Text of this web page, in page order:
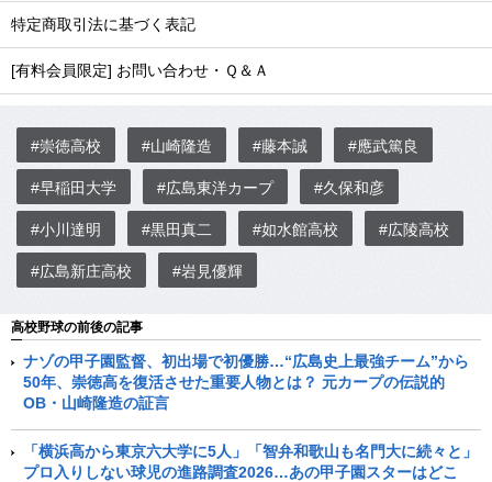
特定商取引法に基づく表記
[有料会員限定] お問い合わせ・Ｑ＆Ａ
#崇徳高校 #山崎隆造 #藤本誠 #應武篤良
#早稲田大学 #広島東洋カープ #久保和彦
#小川達明 #黒田真二 #如水館高校 #広陵高校
#広島新庄高校 #岩見優輝
高校野球の前後の記事
ナゾの甲子園監督、初出場で初優勝…“広島史上最強チーム”から
50年、崇徳高を復活させた重要人物とは？ 元カープの伝説的
OB・山崎隆造の証言
「横浜高から東京六大学に5人」「智弁和歌山も名門大に続々と」
プロ入りしない球児の進路調査2026…あの甲子園スターはどこ